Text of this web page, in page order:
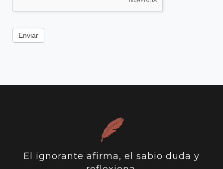
Enviar
El ignorante afirma, el sabio duda y